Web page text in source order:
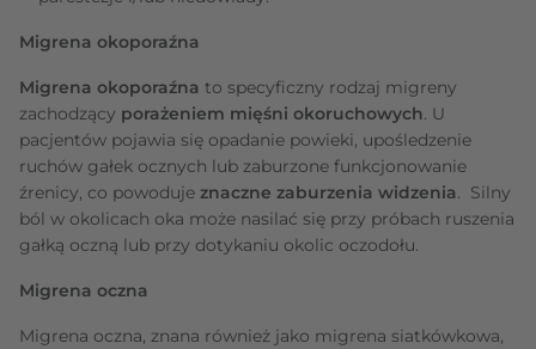
Migrena okoporaźna
Migrena okoporaźna to specyficzny rodzaj migreny
zachodzący porażeniem mięśni okoruchowych. U
pacjentów pojawia się opadanie powieki, upośledzenie
ruchów gałek ocznych lub zaburzone funkcjonowanie
źrenicy, co powoduje znaczne zaburzenia widzenia. Silny
ból w okolicach oka może nasilać się przy próbach ruszenia
gałką oczną lub przy dotykaniu okolic oczodołu.
Migrena oczna
Migrena oczna, znana również jako migrena siatkówkowa,